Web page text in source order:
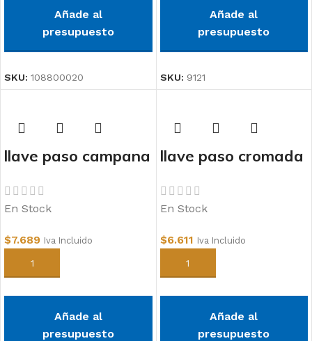
Añade al
presupuesto
SKU: 108800020
Añade al
presupuesto
SKU: 9121
llave paso campana
20mm vastago
3,5cm
En Stock
$7.689 Iva Incluido
Añadir al carrito
Añade al
presupuesto
llave paso cromada
En Stock
$6.611 Iva Incluido
Añadir al carrito
Añade al
presupuesto